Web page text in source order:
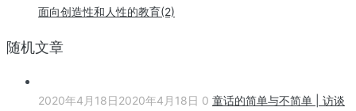
面向创造性和人性的教育(2)
随机文章
2020年4月18日2020年4月18日 0 童话的简单与不简单 | 访谈